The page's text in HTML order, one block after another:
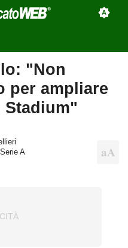
"Non
per ampliare
Stadium"
Serie A